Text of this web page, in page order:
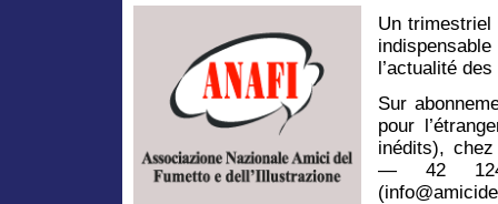
Un
l’actualité
Sur
pour
inédits),
— 42 124